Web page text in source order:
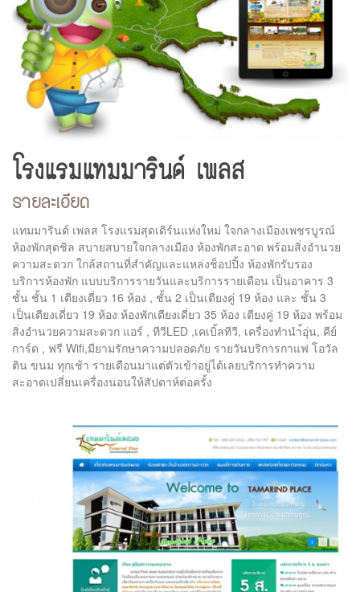
โรงแรมแทมมารินด์ เพลส
รายละเอียด
แทมมารินด์ เพลส โรงแรมสุดเดิร์นแห่งใหม่ ใจกลางเมืองเพชรบูรณ์
ห้องพักสุดชิล สบายสบายใจกลางเมือง ห้องพักสะอาด พร้อมสิ่งอำนวย
ความสะดวก ใกล้สถานที่สำคัญและแหล่งช็อปปิ้ง ห้องพักรับรอง
บริการห้องพัก แบบบริการรายวันและบริการรายเดือน เป็นอาคาร 3
ชั้น ชั้น 1 เตียงเดี่ยว 16 ห้อง , ชั้น 2 เป็นเตียงคู่ 19 ห้อง และ ชั้น 3
เป็นเตียงเดี่ยว 19 ห้อง ห้องพักเตียงเดี่ยว 35 ห้อง เตียงคู่ 19 ห้อง พร้อม
สิ่งอำนวยความสะดวก แอร์ , ทีวีLED ,เคเบิ้ลทีวี, เครื่องทำนำ้อุ่น, คีย์
การ์ด , ฟรี Wifi,มียามรักษาความปลอดภัย รายวันบริการกาแฟ โอวัล
ติน ขนม ทุกเช้า รายเดือนมาแต่ตัวเข้าอยู่ได้เลยบริการทำความ
สะอาดเปลี่ยนเครื่องนอนให้สัปดาห์ต่อครั้ง